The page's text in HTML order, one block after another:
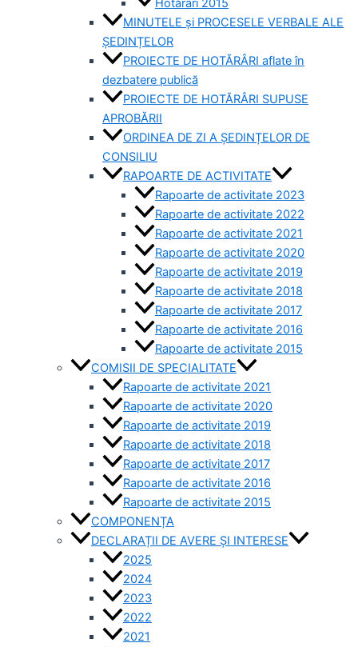
MINUTELE și PROCESELE VERBALE ALE
ȘEDINȚELOR
PROIECTE DE HOTĂRÂRI aflate în
dezbatere publică
PROIECTE DE HOTĂRÂRI SUPUSE
APROBĂRII
ORDINEA DE ZI A ȘEDINȚELOR DE
CONSILIU
RAPOARTE DE ACTIVITATE
Rapoarte de activitate 2023
Rapoarte de activitate 2022
Rapoarte de activitate 2021
Rapoarte de activitate 2020
Rapoarte de activitate 2019
Rapoarte de activitate 2018
Rapoarte de activitate 2017
Rapoarte de activitate 2016
Rapoarte de activitate 2015
COMISII DE SPECIALITATE
Rapoarte de activitate 2021
Rapoarte de activitate 2020
Rapoarte de activitate 2019
Rapoarte de activitate 2018
Rapoarte de activitate 2017
Rapoarte de activitate 2016
Rapoarte de activitate 2015
COMPONENȚA
DECLARAȚII DE AVERE ȘI INTERESE
2025
2024
2023
2022
2021